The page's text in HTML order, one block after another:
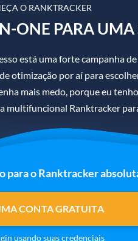
O RANKTRACKER
ONE PARA UMA
está uma forte campanha
otimização por aí para
mais medo, porque eu
multifuncional Ranktracker
para o Ranktracker
CONTA GRATUITA
usando suas credenciais